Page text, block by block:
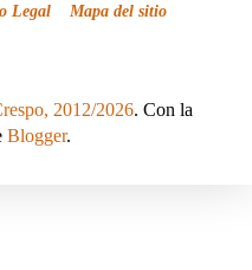
Legal Mapa del sitio
2012/2026. Con la
Blogger.